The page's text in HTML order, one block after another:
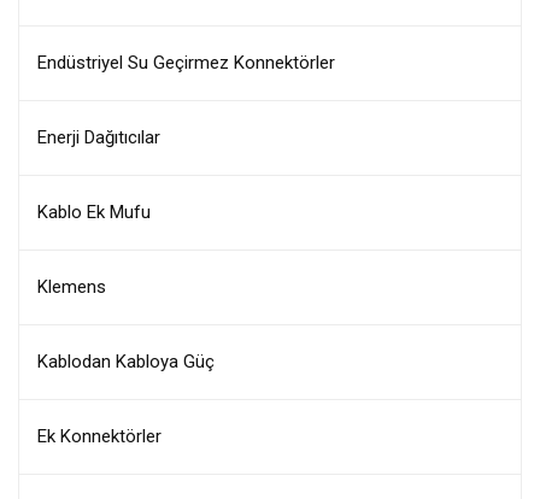
Endüstriyel Su Geçirmez Konnektörler
Enerji Dağıtıcılar
Kablo Ek Mufu
Klemens
Kablodan Kabloya Güç
Ek Konnektörler